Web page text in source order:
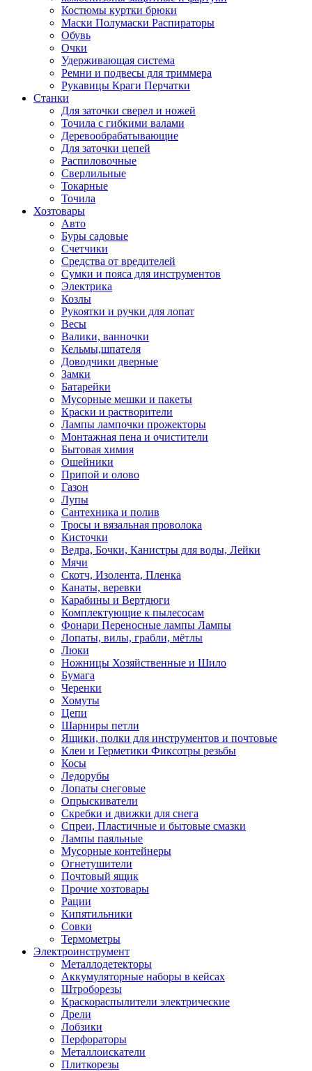
Костюмы куртки брюки
Маски Полумаски Распираторы
Обувь
Очки
Удерживающая система
Ремни и подвесы для триммера
Рукавицы Краги Перчатки
Станки
Для заточки сверел и ножей
Точила с гибкими валами
Деревообрабатывающие
Для заточки цепей
Распиловочные
Сверлильные
Токарные
Точила
Хозтовары
Авто
Буры садовые
Счетчики
Средства от вредителей
Сумки и пояса для инструментов
Электрика
Козлы
Рукоятки и ручки для лопат
Весы
Валики, ванночки
Кельмы,шпателя
Доводчики дверные
Замки
Батарейки
Мусорные мешки и пакеты
Краски и растворители
Лампы лампочки прожекторы
Монтажная пена и очистители
Бытовая химия
Ошейники
Припой и олово
Газон
Лупы
Сантехника и полив
Тросы и вязальная проволока
Кисточки
Ведра, Бочки, Канистры для воды, Лейки
Мячи
Скотч, Изолента, Пленка
Канаты, веревки
Карабины и Вертдюги
Комплектующие к пылесосам
Фонари Переносные лампы Лампы
Лопаты, вилы, грабли, мётлы
Люки
Ножницы Хозяйственные и Шило
Бумага
Черенки
Хомуты
Цепи
Шарниры петли
Ящики, полки для инструментов и почтовые
Клеи и Герметики Фиксотры резьбы
Косы
Ледорубы
Лопаты снеговые
Опрыскиватели
Скребки и движки для снега
Спреи, Пластичные и бытовые смазки
Лампы паяльные
Мусорные контейнеры
Огнетушители
Почтовый ящик
Прочие хозтовары
Рации
Кипятильники
Совки
Термометры
Электроинструмент
Металлодетекторы
Аккумуляторные наборы в кейсах
Штроборезы
Краскораспылители электрические
Дрели
Лобзики
Перфораторы
Металлоискатели
Плиткорезы